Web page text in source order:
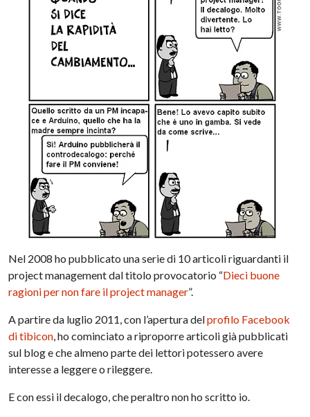
Nel 2008 ho pubblicato una serie di 10 articoli riguardanti il
project management dal titolo provocatorio “Dieci buone
ragioni per non fare il project manager”.
A partire da luglio 2011, con l’apertura delprofilo Facebook
di tibicon, ho cominciato a riproporre articoli già pubblicati
sul blog e che almeno parte dei lettori potessero avere
interesse a leggere o rileggere.
E con essi il decalogo, che peraltro non ho scritto io.